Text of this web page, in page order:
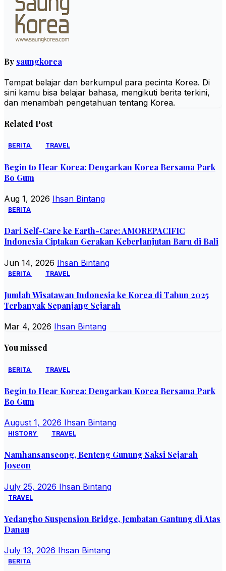
By saungkorea
Tempat belajar dan berkumpul para pecinta Korea. Di
sini kamu bisa belajar bahasa, mengikuti berita terkini,
dan menambah pengetahuan tentang Korea.
Related Post
BERITA TRAVEL
Begin to Hear Korea: Dengarkan Korea Bersama Park
Bo Gum
Aug 1, 2026 Ihsan Bintang
BERITA
Dari Self-Care ke Earth-Care: AMOREPACIFIC
Indonesia Ciptakan Gerakan Keberlanjutan Baru di Bali
Jun 14, 2026 Ihsan Bintang
BERITA TRAVEL
Jumlah Wisatawan Indonesia ke Korea di Tahun 2025
Terbanyak Sepanjang Sejarah
Mar 4, 2026 Ihsan Bintang
You missed
BERITA TRAVEL
Begin to Hear Korea: Dengarkan Korea Bersama Park
Bo Gum
August 1, 2026 Ihsan Bintang
HISTORY TRAVEL
Namhansanseong, Benteng Gunung Saksi Sejarah
Joseon
July 25, 2026 Ihsan Bintang
TRAVEL
Yedangho Suspension Bridge, Jembatan Gantung di Atas
Danau
July 13, 2026 Ihsan Bintang
BERITA